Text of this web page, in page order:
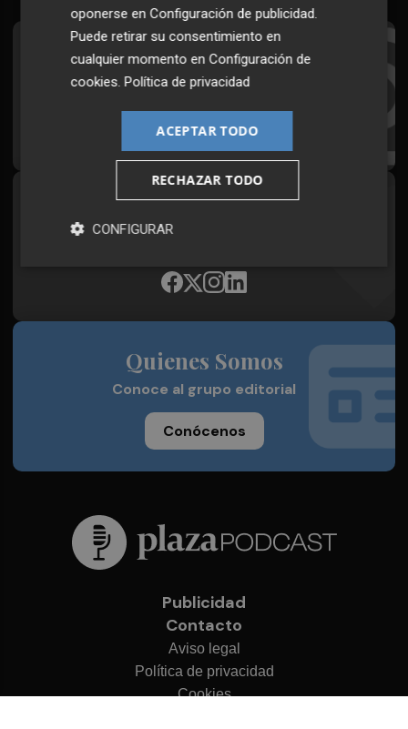
Suscríbete al Boletín
Todos los días a primera hora en tu email
¡Quiero suscribirme!
Síguenos en redes
Plaza Podcast, desde cualquier medio
Quienes Somos
Conoce al grupo editorial
Conócenos
Publicidad
Contacto
Aviso legal
Política de privacidad
Cookies
oponerse enConfiguración de publicidad.
Puede retirar su consentimiento en
cualquier momento enConfiguración de
cookies.Política de privacidad
ACEPTAR TODO
RECHAZAR TODO
CONFIGURAR